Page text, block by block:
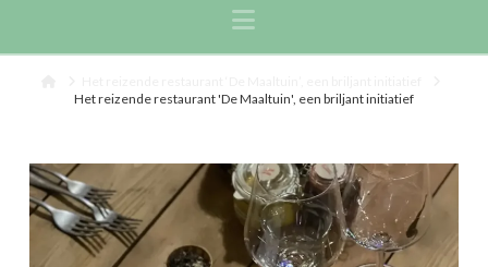
Navigation
Het reizende restaurant 'De Maaltuin', een briljant initiatief